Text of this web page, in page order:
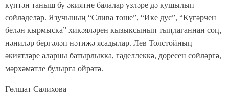
күптән таныш бу әкиятне балалар үзләре дә кушылып
сөйләделәр. Язучының “Слива төше”, “Ике дус”, “Күгәрчен
белән кырмыска” хикәяләрен кызыксынып тыңлаганнан соң,
нәниләр бергәләп нәтиҗә ясадылар. Лев Толстойның
әкиятләре аларны батырлыкка, гаделлеккә, дөресен сөйләргә,
мәрхәмәтле булырга өйрәтә.
Гөлшат Салихова